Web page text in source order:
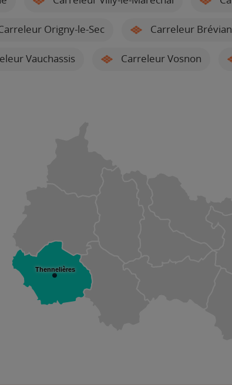
Origny-le-Sec Carreleur
Vauchassis Carreleur Vosnon
Thennelières